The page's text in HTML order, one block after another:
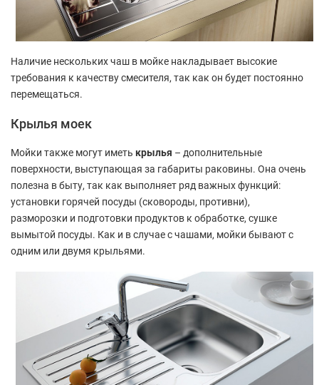
Наличие нескольких чаш в мойке накладывает высокие
требования к качеству смесителя, так как он будет постоянно
перемещаться.
Крылья моек
Мойки также могут иметь крылья – дополнительные
поверхности, выступающая за габариты раковины. Она очень
полезна в быту, так как выполняет ряд важных функций:
установки горячей посуды (сковороды, противни),
разморозки и подготовки продуктов к обработке, сушке
вымытой посуды. Как и в случае с чашами, мойки бывают с
одним или двумя крыльями.